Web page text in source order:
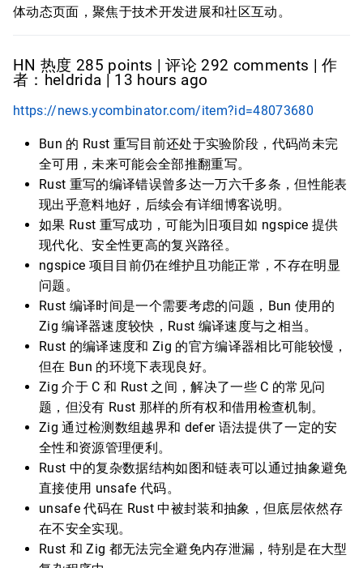
体动态页面，聚焦于技术开发进展和社区互动。
HN 热度 285 points | 评论 292 comments | 作
者：heldrida | 13 hours ago
https://news.ycombinator.com/item?id=48073680
Bun 的 Rust 重写目前还处于实验阶段，代码尚未完
全可用，未来可能会全部推翻重写。
Rust 重写的编译错误曾多达一万六千多条，但性能表
现出乎意料地好，后续会有详细博客说明。
如果 Rust 重写成功，可能为旧项目如 ngspice 提供
现代化、安全性更高的复兴路径。
ngspice 项目目前仍在维护且功能正常，不存在明显
问题。
Rust 编译时间是一个需要考虑的问题，Bun 使用的
Zig 编译器速度较快，Rust 编译速度与之相当。
Rust 的编译速度和 Zig 的官方编译器相比可能较慢，
但在 Bun 的环境下表现良好。
Zig 介于 C 和 Rust 之间，解决了一些 C 的常见问
题，但没有 Rust 那样的所有权和借用检查机制。
Zig 通过检测数组越界和 defer 语法提供了一定的安
全性和资源管理便利。
Rust 中的复杂数据结构如图和链表可以通过抽象避免
直接使用 unsafe 代码。
unsafe 代码在 Rust 中被封装和抽象，但底层依然存
在不安全实现。
Rust 和 Zig 都无法完全避免内存泄漏，特别是在大型